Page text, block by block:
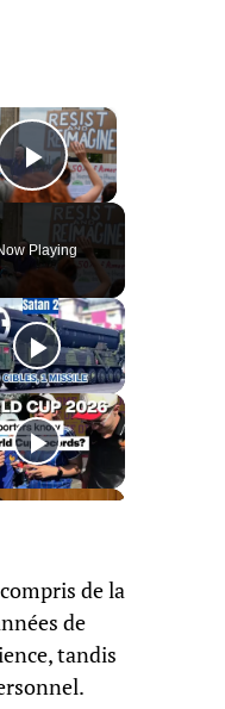
×
Play Video
Playing
de la
de
tandis